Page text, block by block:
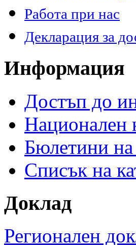
Работа при нас
Декларация за
Информация
Достъп до
Национален
Бюлетини
Списък на
Доклад
Регионален